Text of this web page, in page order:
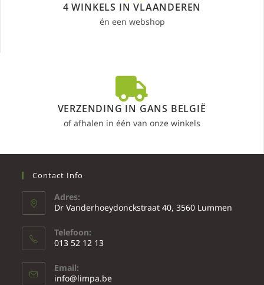
4 WINKELS IN VLAANDEREN
én een webshop
VERZENDING IN GANS BELGIË
of afhalen in één van onze winkels
Contact Info
Adres:
Dr Vanderhoeydonckstraat 40, 3560 Lummen
Telefoon:
013 52 12 13
Email:
info@limpa.be